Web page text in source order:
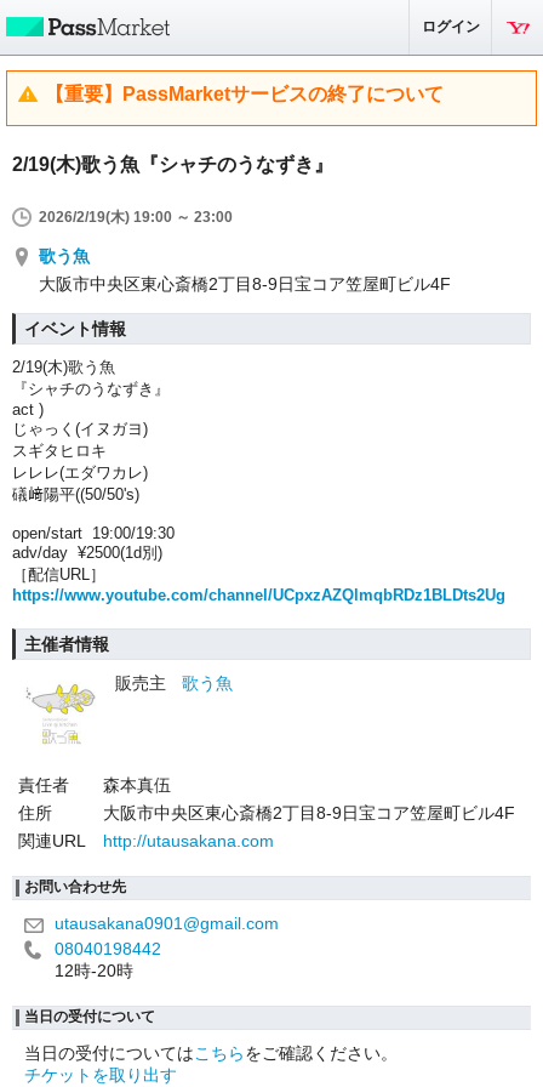
ログイン
【重要】PassMarketサービスの終了について
2/19(木)歌う魚『シャチのうなずき』
2026/2/19(木) 19:00 ～ 23:00
歌う魚
大阪市中央区東心斎橋2丁目8-9日宝コア笠屋町ビル4F
イベント情報
2/19(木)歌う魚
『シャチのうなずき』
act )
じゃっく(イヌガヨ)
スギタヒロキ
レレレ(エダワカレ)
礒﨑陽平((50/50's)
open/start 19:00/19:30
adv/day ¥2500(1d別)
［配信URL］
https://www.youtube.com/channel/UCpxzAZQlmqbRDz1BLDts2Ug
主催者情報
販売主
歌う魚
責任者
森本真伍
住所
大阪市中央区東心斎橋2丁目8-9日宝コア笠屋町ビル4F
関連URL
http://utausakana.com
お問い合わせ先
utausakana0901@gmail.com
08040198442
12時-20時
当日の受付について
当日の受付についてはこちらをご確認ください。
チケットを取り出す